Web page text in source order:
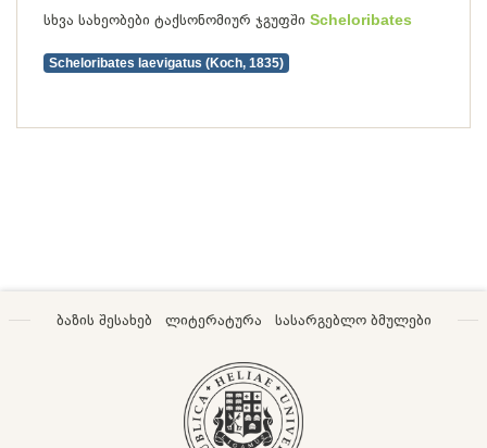
სხვა სახეობები ტაქსონომიურ ჯგუფში Scheloribates
Scheloribates laevigatus (Koch, 1835)
ბაზის შესახებ ლიტერატურა სასარგებლო ბმულები